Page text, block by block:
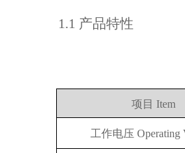
1 .1 产品特性
项目 Item
工作电压 Operating